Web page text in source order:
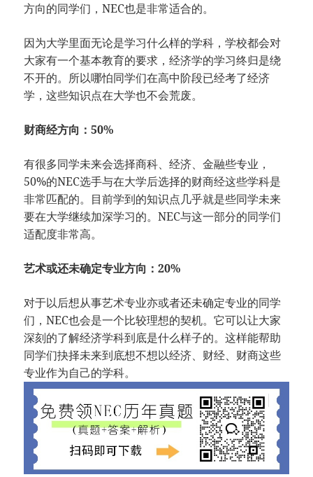
方向的同学们，NEC也是非常适合的。
因为大学里面无论是学习什么样的学科，学校都会对
大家有一个基本教育的要求，经济学的学习终归是绕
不开的。所以哪怕同学们在高中阶段已经考了经济
学，这些知识点在大学也不会荒废。
财商经方向：50%
有很多同学未来会选择商科、经济、金融些专业，
50%的NEC选手与在大学后选择的财商经这些学科是
非常匹配的。目前学到的知识点几乎就是些同学未来
要在大学继续加深学习的。NEC与这一部分的同学们
适配度非常高。
艺术或还未确定专业方向：20%
对于以后想从事艺术专业亦或者还未确定专业的同学
们，NEC也会是一个比较理想的契机。它可以让大家
深刻的了解经济学科到底是什么样子的。这样能帮助
同学们抉择未来到底想不想以经济、财经、财商这些
专业作为自己的学科。